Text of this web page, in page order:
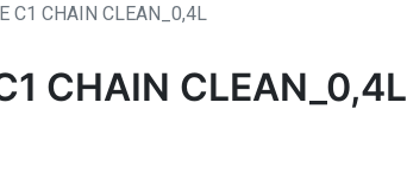
C1 CHAIN CLEAN_0,4L
CHAIN CLEAN_0,4L